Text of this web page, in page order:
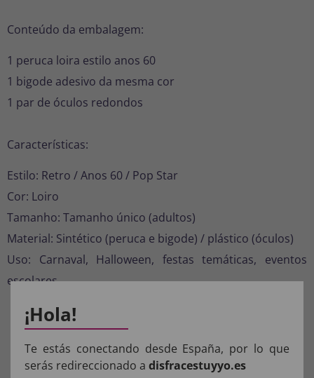
Conteúdo da embalagem:
1 peruca loira estilo anos 60
1 bigode adesivo da mesma cor
1 par de óculos redondos
Características:
Estilo: Retro / Anos 60 / Pop Star
Cor: Loiro
Tamanho: Tamanho único (adultos)
Material: Sintético (peruca e bigode) / plástico (óculos)
Uso: Carnaval, Halloween, festas temáticas, eventos
escolares
COMPOSIÇÃO DOS NOSSOS
Materiais para fantasias, acessórios de roupas e perucas: 100%
¡Hola!
Te estás conectando desde España, por lo que
serás redireccionado a disfracestuyyo.es